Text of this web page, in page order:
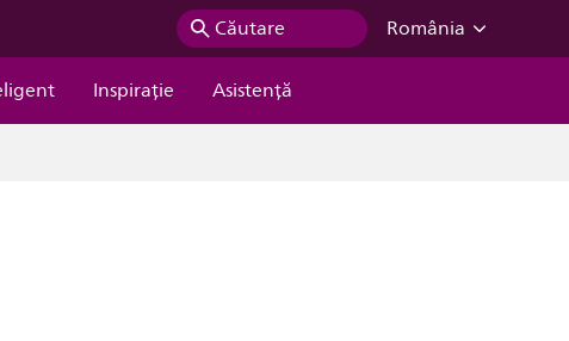
Căutare
România
Inspiraţie Asistență